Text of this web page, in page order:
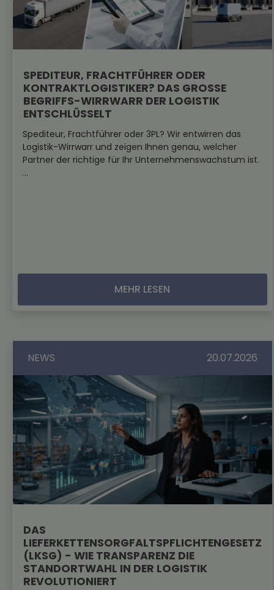
SPEDITEUR, FRACHTFÜHRER ODER
KONTRAKTLOGISTIKER? DAS GROSSE B
EGRIFFS-WIRRWARR DER LOGISTIK E
NTSCHLÜSSELT
Spediteur, Frachtführer oder 3PL? Wir entwirren das
Logistik-Wirrwarr und zeigen Ihnen genau, welcher
Partner der richtige für Ihr Unternehmenswachstum ist.
...
MEHR LESEN
NEWS 20.07.2026
DAS
LIEFERKETTENSORGFALTSPFLICHTENGESETZ
(LKSG) - WIE TRANSPARENZ DIE
STANDORTWAHL IN DER LOGISTIK
REVOLUTIONIERT